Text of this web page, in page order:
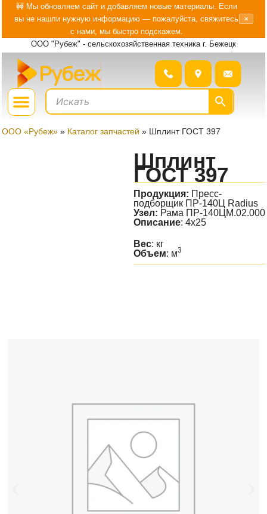
Перейти
содержимому
🚧 Мы обновляем сайт и добавляем новые материалы. Если
вы не нашли нужную информацию — пожалуйста, свяжитесь
с нами, мы быстро подскажем.
×
ООО "Рубеж" - сельскохозяйственная техника г. Бежецк
Menu
ООО «Рубеж» » Каталог запчастей » Шплинт ГОСТ 397
Шплинт
ГОСТ 397
Продукция: Пресс-
подборщик ПР-140Ц Radius
Узел: Рама ПР-140ЦМ.02.000
Описание: 4x25
Вес: кг
Объем: м3